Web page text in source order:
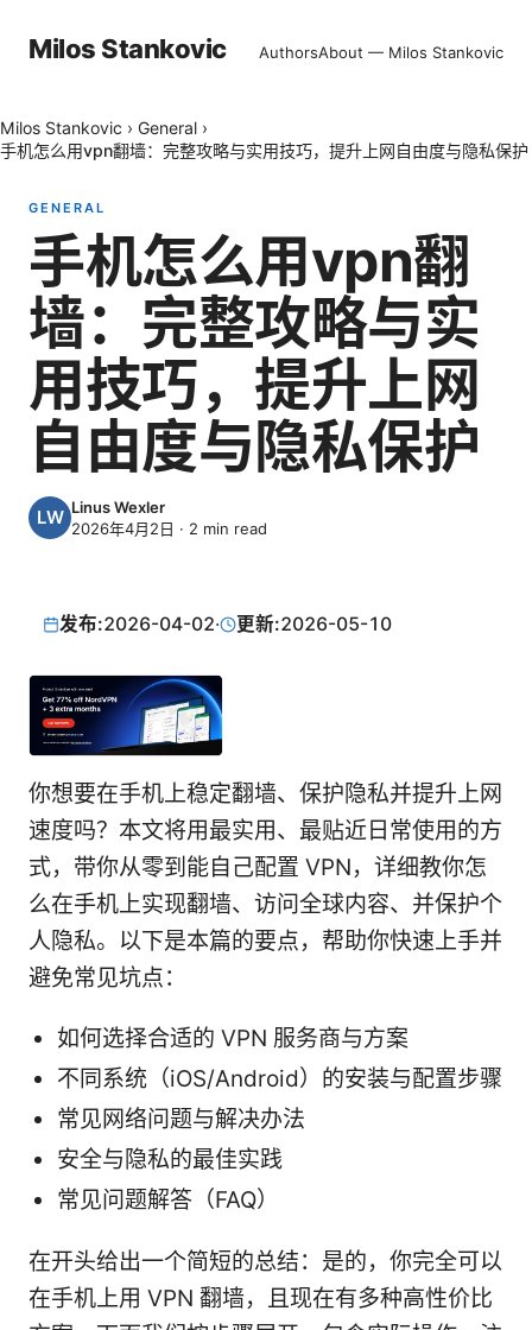
Milos Stankovic AuthorsAbout — Milos Stankovic
Milos Stankovic › General ›
手机怎么用vpn翻墙：完整攻略与实用技巧，提升上网自由度与隐私保护
GENERAL
手机怎么用vpn翻
墙：完整攻略与实
用技巧，提升上网
自由度与隐私保护
Linus Wexler
2026年4月2日 · 2 min read
发布:2026-04-02· 更新:2026-05-10
你想要在手机上稳定翻墙、保护隐私并提升上网
速度吗？本文将用最实用、最贴近日常使用的方
式，带你从零到能自己配置 VPN，详细教你怎
么在手机上实现翻墙、访问全球内容、并保护个
人隐私。以下是本篇的要点，帮助你快速上手并
避免常见坑点：
如何选择合适的 VPN 服务商与方案
不同系统（iOS/Android）的安装与配置步骤
常见网络问题与解决办法
安全与隐私的最佳实践
常见问题解答（FAQ）
在开头给出一个简短的总结：是的，你完全可以
在手机上用 VPN 翻墙，且现在有多种高性价比